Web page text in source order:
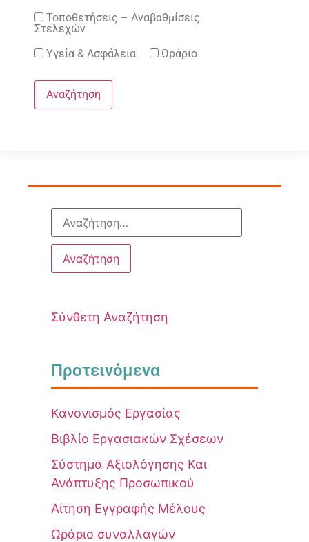
Τοποθετήσεις – Αναβαθμίσεις
Στελεχών
Υγεία & Ασφάλεια
Ωράριο
Σύνθετη Αναζήτηση
Προτεινόμενα
Κανονισμός Εργασίας
Βιβλίο Εργασιακών Σχέσεων
Σύστημα Αξιολόγησης Και
Ανάπτυξης Προσωπικού
Αίτηση Εγγραφής Μέλους
Ωράριο συναλλαγών